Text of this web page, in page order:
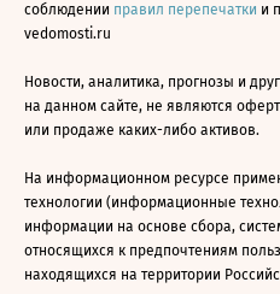
соблюдении правил перепечатки и
vedomosti.ru
Новости, аналитика, прогнозы и
на данном сайте, не являются
или продаже каких-либо активов.
На информационном ресурсе
технологии (информационные
информации на основе сбора,
относящихся к предпочтениям
находящихся на территории